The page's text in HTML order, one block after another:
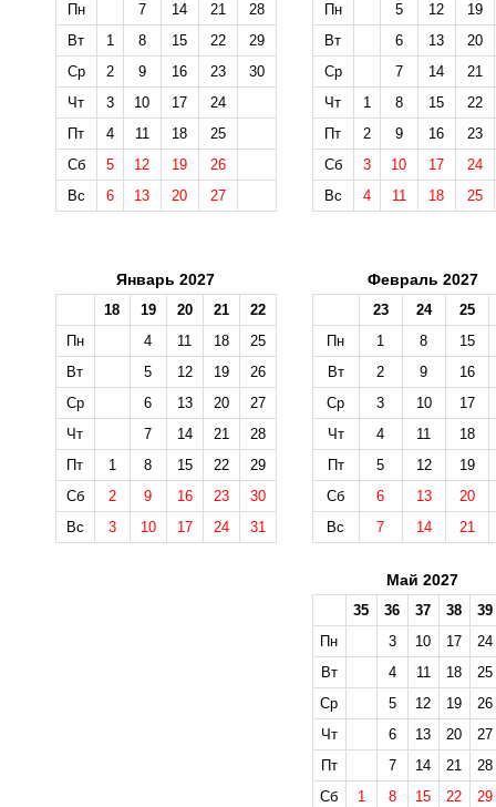
Пн
7 14 21
28
Вт
1 8 15 22
29
Ср
2 9 16 23
30
Чт
3 10 17
24
Пт
4 11 18
25
Сб
5 12 19
26
Вс
6 13 20 27
Пн
5 12
19
Вт
6 13
20
Ср
7 14
21
Чт
1 8 15
22
Пт
2 9 16
23
Сб
3 10 17
24
Вс
4 11 18 25
Январь 2027
18 19 20 21
22
Пн
4 11 18
25
Вт
5 12 19
26
Ср
6 13 20
27
Чт
7 14 21
28
Пт
1 8 15 22
29
Сб
2 9 16 23
30
Вс
3 10 17 24 31
Февраль 2027
23 24
25
Пн
1 8
15
Вт
2 9
16
Ср
3 10
17
Чт
4 11
18
Пт
5 12
19
Сб
6 13
20
Вс
7 14 21
Май 2027
35 36 37 38
39
Пн
3 10 17
24
Вт
4 11 18
25
Ср
5 12 19
26
Чт
6 13 20
27
Пт
7 14 21
28
Сб
1 8 15 22
29